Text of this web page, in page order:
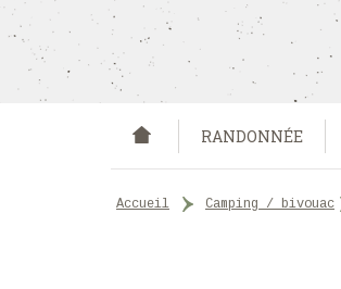
RANDONNÉE
accueil > camping / bivouac